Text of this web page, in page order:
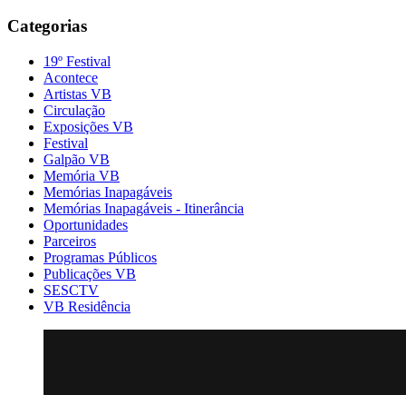
Categorias
19º Festival
Acontece
Artistas VB
Circulação
Exposições VB
Festival
Galpão VB
Memória VB
Memórias Inapagáveis
Memórias Inapagáveis - Itinerância
Oportunidades
Parceiros
Programas Públicos
Publicações VB
SESCTV
VB Residência